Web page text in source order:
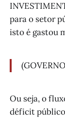
para o setor
isto é gastou
Ou seja, o
déficit